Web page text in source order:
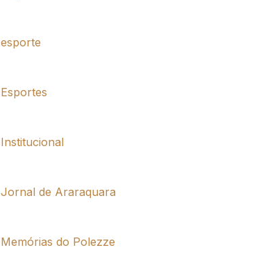
esporte
Esportes
Institucional
Jornal de Araraquara
Memórias do Polezze